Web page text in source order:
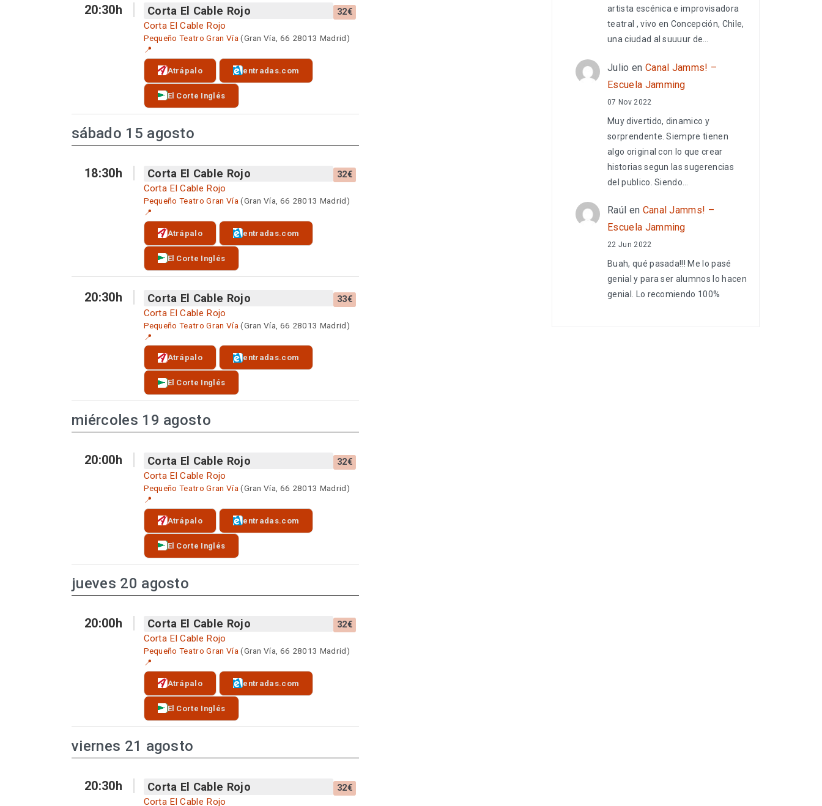
20:30h Corta El Cable Rojo 32€
Corta El Cable Rojo
Pequeño Teatro Gran Vía (Gran Vía, 66 28013 Madrid)
📍
Atrápalo entradas.com
El Corte Inglés
sábado 15 agosto
18:30h Corta El Cable Rojo 32€
Corta El Cable Rojo
Pequeño Teatro Gran Vía(Gran Vía, 66 28013 Madrid)
📍
Atrápalo entradas.com
El Corte Inglés
20:30h Corta El Cable Rojo 33€
Corta El Cable Rojo
Pequeño Teatro Gran Vía (Gran Vía, 66 28013 Madrid)
📍
Atrápalo entradas.com
El Corte Inglés
miércoles 19 agosto
20:00h Corta El Cable Rojo 32€
Corta El Cable Rojo
Pequeño Teatro Gran Vía (Gran Vía, 66 28013 Madrid)
📍
Atrápalo entradas.com
El Corte Inglés
jueves 20 agosto
20:00h Corta El Cable Rojo 32€
Corta El Cable Rojo
Pequeño Teatro Gran Vía(Gran Vía, 66 28013 Madrid)
📍
Atrápalo entradas.com
El Corte Inglés
viernes 21 agosto
20:30h Corta El Cable Rojo 32€
Corta El Cable Rojo
artista escénica e improvisadora
teatral , vivo en Concepción, Chile,
una ciudad al suuuur de…
Julio en Canal Jamms! –
Escuela Jamming
07 Nov 2022
Muy divertido, dinamico y
sorprendente. Siempre tienen
algo original con lo que crear
historias segun las sugerencias
del publico. Siendo…
Raúl en Canal Jamms! –
Escuela Jamming
22 Jun 2022
Buah, qué pasada!!! Me lo pasé
genial y para ser alumnos lo hacen
genial. Lo recomiendo 100%